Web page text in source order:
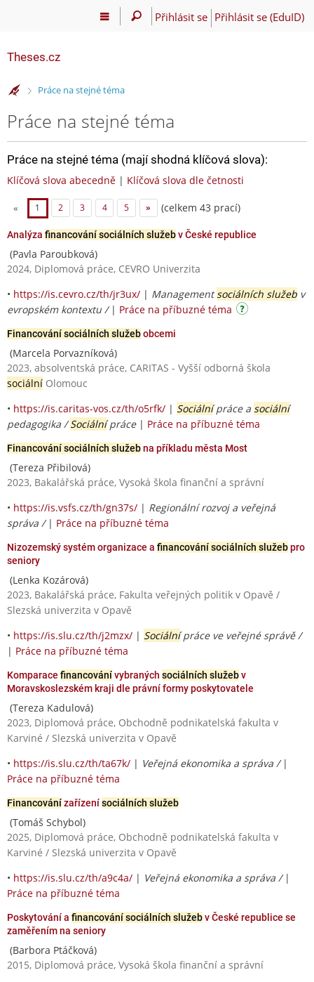
Přihlásit se Přihlásit se (EduID)
Theses.cz
>Práce na stejné téma
Práce na stejné téma
Práce na stejné téma (mají shodná klíčová slova):
Klíčová slova abecedně | Klíčová slova dle četnosti
« 1 2 3 4 5 » (celkem 43 prací)
Analýza financování sociálních služebv České republice
(Pavla Paroubková)
2024, Diplomová práce, CEVRO Univerzita
• https://is.cevro.cz/th/jr3ux/ | Managementsociálních služeb v
evropském kontextu / | Práce na příbuzné téma
Financování sociálních služebobcemi
(Marcela Porvazníková)
2023, absolventská práce, CARITAS - Vyšší odborná škola
sociální Olomouc
• https://is.caritas-vos.cz/th/o5rfk/ | Sociálnípráce a sociální
pedagogika /Sociálnípráce| Práce na příbuzné téma
Financování sociálních služebna příkladu města Most
(Tereza Přibilová)
2023, Bakalářská práce, Vysoká škola finanční a správní
• https://is.vsfs.cz/th/gn37s/ | Regionální rozvoj a veřejná
správa / | Práce na příbuzné téma
Nizozemský systém organizace a financování sociálních služebpro
seniory
(Lenka Kozárová)
2023, Bakalářská práce, Fakulta veřejných politik v Opavě /
Slezská univerzita v Opavě
• https://is.slu.cz/th/j2mzx/ | Sociálnípráce ve veřejné správě /
| Práce na příbuzné téma
Komparace financovánívybraných sociálních služebv
Moravskoslezském kraji dle právní formy poskytovatele
(Tereza Kadulová)
2023, Diplomová práce, Obchodně podnikatelská fakulta v
Karviné / Slezská univerzita v Opavě
• https://is.slu.cz/th/ta67k/ | Veřejná ekonomika a správa / |
Práce na příbuzné téma
Financovánízařízenísociálních služeb
(Tomáš Schybol)
2025, Diplomová práce, Obchodně podnikatelská fakulta v
Karviné / Slezská univerzita v Opavě
• https://is.slu.cz/th/a9c4a/ | Veřejná ekonomika a správa / |
Práce na příbuzné téma
Poskytování a financování sociálních služebv České republice se
zaměřením na seniory
(Barbora Ptáčková)
2015, Diplomová práce, Vysoká škola finanční a správní